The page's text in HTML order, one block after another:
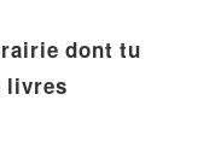
dont tu
livres